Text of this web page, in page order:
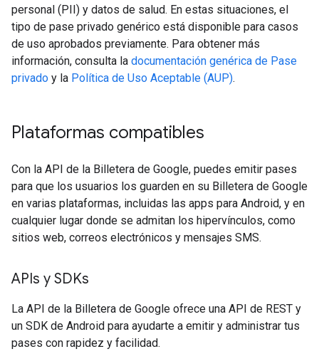
personal (PII) y datos de salud. En estas situaciones, el
tipo de pase privado genérico está disponible para casos
de uso aprobados previamente. Para obtener más
información, consulta la documentación genérica de Pase
privado y la Política de Uso Aceptable (AUP).
Plataformas compatibles
Con la API de la Billetera de Google, puedes emitir pases
para que los usuarios los guarden en su Billetera de Google
en varias plataformas, incluidas las apps para Android, y en
cualquier lugar donde se admitan los hipervínculos, como
sitios web, correos electrónicos y mensajes SMS.
APIs y SDKs
La API de la Billetera de Google ofrece una API de REST y
un SDK de Android para ayudarte a emitir y administrar tus
pases con rapidez y facilidad.